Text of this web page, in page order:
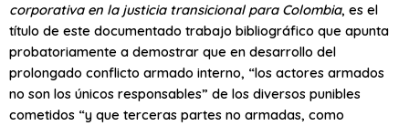
corporativa en la justicia transicional para Colombia, es el
título de este documentado trabajo bibliográfico que apunta
probatoriamente a demostrar que en desarrollo del
prolongado conflicto armado interno, “los actores armados
no son los únicos responsables” de los diversos punibles
cometidos “y que terceras partes no armadas, como